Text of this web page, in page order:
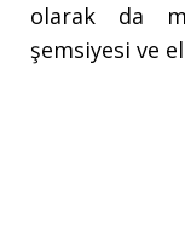
olarak da
şemsiyesi ve